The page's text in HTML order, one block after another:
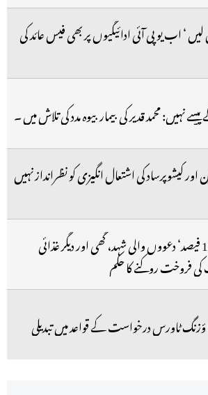
‘ اب یو پی آئی ادائیگیوں پر بھی فیس عائد کی
نہیں: محمد قدیر کی بیمار بیوہ مدد کی تلاش میں ۔
اور کیشوپرساد کی اشتعال انگیزی کو نظرانداز نہیں
ڈابر کو ’100 فیصد‘ دعووں والی شہد، گھی اور دیگر غذائی
فروخت روکنے کا حکم
ؤزنگ ٹاورس درخواست کے قواعد میں تبدیلی